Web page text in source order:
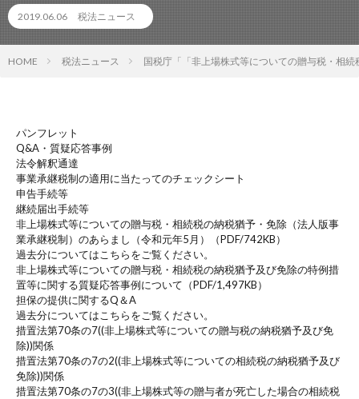
2019.06.06 税法ニュース
HOME 税法ニュース 国税庁「「非上場株式等についての贈与税・相
パンフレット
Q&A・質疑応答事例
法令解釈通達
事業承継税制の適用に当たってのチェックシート
申告手続等
継続届出手続等
非上場株式等についての贈与税・相続税の納税猶予・免除（法人版事
業承継税制）のあらまし（令和元年5月）（PDF/742KB）
過去分についてはこちらをご覧ください。
非上場株式等についての贈与税・相続税の納税猶予及び免除の特例措
置等に関する質疑応答事例について（PDF/1,497KB）
担保の提供に関するQ＆A
過去分についてはこちらをご覧ください。
措置法第70条の7((非上場株式等についての贈与税の納税猶予及び免
除))関係
措置法第70条の7の2((非上場株式等についての相続税の納税猶予及び
免除))関係
措置法第70条の7の3((非上場株式等の贈与者が死亡した場合の相続税